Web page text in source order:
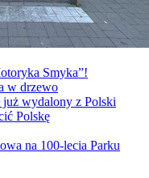
Smyka”!
w drzewo
już wydalony z Polski
Polskę
na 100-lecia Parku